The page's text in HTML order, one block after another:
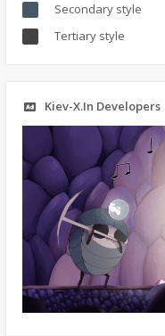
Secondary style
Tertiary style
Kiev-X.In Developers